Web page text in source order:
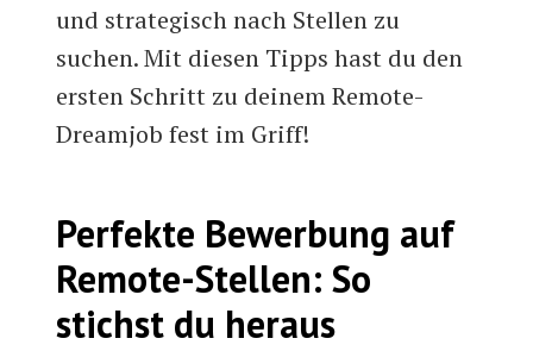
und strategisch nach Stellen zu
suchen. Mit diesen Tipps hast du den
ersten Schritt zu deinem Remote-
Dreamjob fest im Griff!
Perfekte Bewerbung auf
Remote-Stellen: So
stichst du heraus